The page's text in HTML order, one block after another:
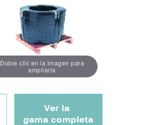
Doble clic en la imagen para
ampliarla
Ver la
gama completa